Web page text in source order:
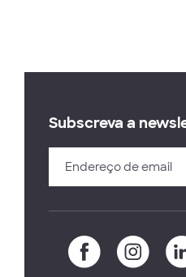
Subscreva a